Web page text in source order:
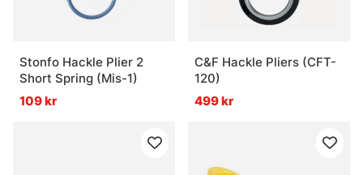
Stonfo Hackle Plier 2
Short Spring (Mis-1)
109 kr
C&F Hackle Pliers (CFT-
120)
499 kr